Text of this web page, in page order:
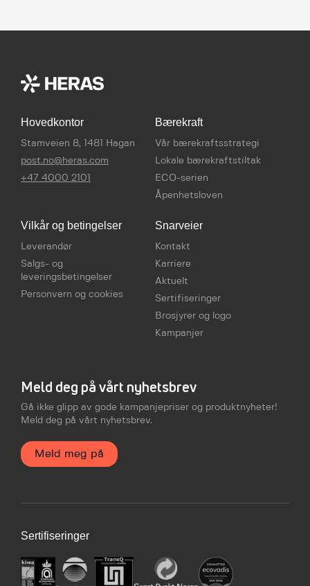
Hovedkontor
Stamveien 8, 1481 Hagan
post.no@heras.com
+47 4000 2101
Bærekraft
Vår bærekraftsstrategi
Lokale bærekraftstiltak
ECO-serien
Åpenhetsloven
Vilkår og betingelser
Leverandør
Salgs- og
leveringsbetingelser
Personvern og cookies
Snarveier
Kontakt
Karriere
Aktuelt
Sertifiseringer
Brosjyrer og logo
Kampanjer
Meld deg på vårt nyhetsbrev
Gå ikke glipp av gode kampanjepriser og produktnyheter!
Meld deg på vårt nyhetsbrev.
Meld meg på
Sertifiseringer